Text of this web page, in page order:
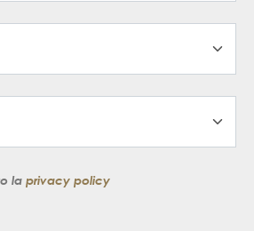
la privacy policy